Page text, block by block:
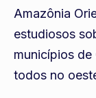
Amazônia
estudiosos
municípios de
todos no